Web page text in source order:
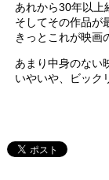
あれから30年以上
そしてその作品が
きっとこれが映画
あまり中身のない
いやいや、ビック